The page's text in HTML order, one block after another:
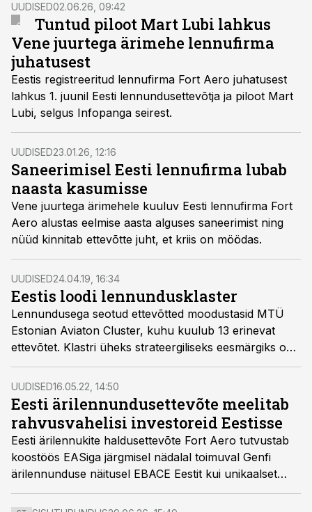
UUDISED02.06.26, 09:42
Tuntud piloot Mart Lubi lahkus
Vene juurtega ärimehe lennufirma
juhatusest
Eestis registreeritud lennufirma Fort Aero juhatusest
lahkus 1. juunil Eesti lennundusettevõtja ja piloot Mart
Lubi, selgus Infopanga seirest.
UUDISED23.01.26, 12:16
Saneerimisel Eesti lennufirma lubab
naasta kasumisse
Vene juurtega ärimehele kuuluv Eesti lennufirma Fort
Aero alustas eelmise aasta alguses saneerimist ning
nüüd kinnitab ettevõtte juht, et kriis on möödas.
UUDISED24.04.19, 16:34
Eestis loodi lennundusklaster
Lennundusega seotud ettevõtted moodustasid MTÜ
Estonian Aviaton Cluster, kuhu kuulub 13 erinevat
ettevõtet. Klastri üheks strateergiliseks eesmärgiks on
tõsta viie aastaga lennundussektori osakaal Eesti SKP-
st kolmelt protsendilt viiele.
UUDISED16.05.22, 14:50
Eesti ärilennundusettevõte meelitab
rahvusvahelisi investoreid Eestisse
Eesti ärilennukite haldusettevõte Fort Aero tutvustab
koostöös EASiga järgmisel nädalal toimuval Genfi
ärilennunduse näitusel EBACE Eestit kui unikaalset
ärilennunduse turgu, mis suudab pakkuda kõige
kõrgematele rahvusvahelisele standarditele vastavat